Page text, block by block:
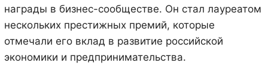
награды в бизнес-сообществе. Он стал лауреатом
нескольких престижных премий, которые
отмечали его вклад в развитие российской
экономики и предпринимательства.